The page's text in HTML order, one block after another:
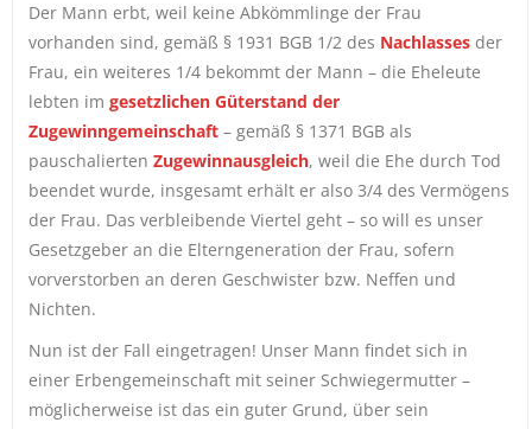
Der Mann erbt, weil keine Abkömmlinge der Frau
vorhanden sind, gemäß § 1931 BGB 1/2 des Nachlassesder
Frau, ein weiteres 1/4 bekommt der Mann – die Eheleute
lebten im gesetzlichen Güterstand der
Zugewinngemeinschaft– gemäß § 1371 BGB als
pauschalierten Zugewinnausgleich, weil die Ehe durch Tod
beendet wurde, insgesamt erhält er also 3/4 des Vermögens
der Frau. Das verbleibende Viertel geht – so will es unser
Gesetzgeber an die Elterngeneration der Frau, sofern
vorverstorben an deren Geschwister bzw. Neffen und
Nichten.
Nun ist der Fall eingetragen! Unser Mann findet sich in
einer Erbengemeinschaft mit seiner Schwiegermutter –
möglicherweise ist das ein guter Grund, über sein